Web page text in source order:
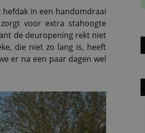
in een handomdraai
voor extra stahoogte
de deuropening rekt niet
die niet zo lang is, heeft
er na een paar dagen wel